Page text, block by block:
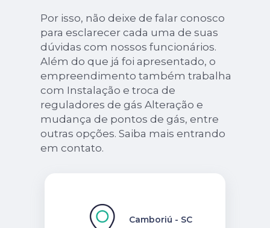
Por isso, não deixe de falar conosco
para esclarecer cada uma de suas
dúvidas com nossos funcionários.
Além do que já foi apresentado, o
empreendimento também trabalha
com Instalação e troca de
reguladores de gás Alteração e
mudança de pontos de gás, entre
outras opções. Saiba mais entrando
em contato.
Camboriú - SC